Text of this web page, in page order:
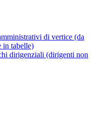
di vertice (da
in tabelle)
dirigenziali (dirigenti non